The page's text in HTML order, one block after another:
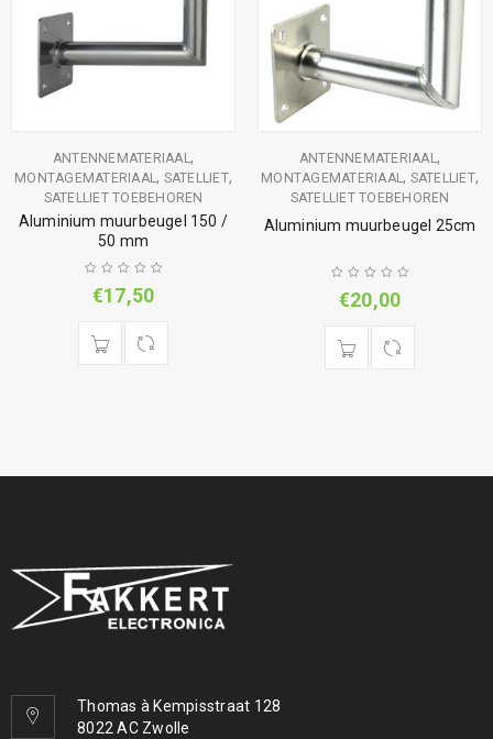
ANTENNEMATERIAAL,
MONTAGEMATERIAAL, SATELLIET,
SATELLIET TOEBEHOREN
Aluminium muurbeugel 150 /
50 mm
€17,50
ANTENNEMATERIAAL,
MONTAGEMATERIAAL, SATELLIET,
SATELLIET TOEBEHOREN
Aluminium muurbeugel 25cm
€20,00
Thomas à Kempisstraat 128
8022 AC Zwolle